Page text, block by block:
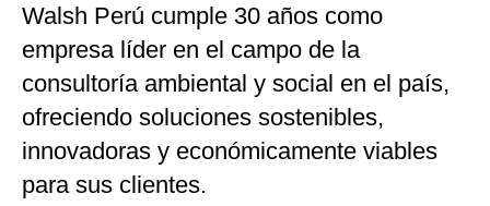
Moda
Estilos
Mundo
EEUU
México
Walsh Perú cumple 30 años como
empresa líder en el campo de la
consultoría ambiental y social en el país,
ofreciendo soluciones sostenibles,
innovadoras y económicamente viables
para sus clientes.